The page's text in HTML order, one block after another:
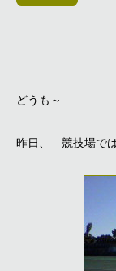
どうも～
昨日、 競技場では